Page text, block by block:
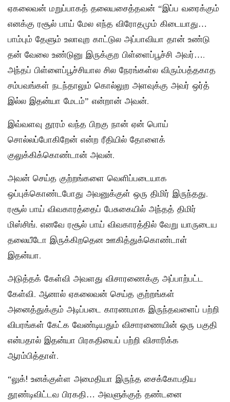
ஏகலைவன் மறுப்பாகத் தலையசைத்தவன் “இப்ப வரைக்கும்
எனக்கு ரசூல் பாய் மேல எந்த விரோதமும் கிடையாது…
பாம்பும் தேளும் உலாவுற காட்டுல அப்பாவியா தான் உண்டு
தன் வேலை உண்டுனு இருக்குற பிள்ளைப்பூச்சி அவர்….
அந்தப் பிள்ளைப்பூச்சியால சில நேரங்கள்ல விரும்பத்தகாத
சம்பவங்கள் நடந்தாலும் கொல்லுற அளவுக்கு அவர் ஒர்த்
இல்ல இதன்யா மேடம்” என்றான் அவன்.
இவ்வளவு தூரம் வந்த பிறகு நான் ஏன் பொய்
சொல்லப்போகிறேன் என்ற ரீதியில் தோளைக்
குலுக்கிக்கொண்டான் அவன்.
அவன் செய்த குற்றங்களை வெளிப்படையாக
ஒப்புக்கொண்டபோது அவனுக்குள் ஒரு திமிர் இருந்தது.
ரசூல் பாய் விவகாரத்தைப் பேசுகையில் அந்தத் திமிர்
மிஸ்சிங். எனவே ரசூல் பாய் விவகாரத்தில் வேறு யாருடைய
தலையீடோ இருக்கிறதென ஊகித்துக்கொண்டாள்
இதன்யா.
அடுத்தக் கேள்வி அவளது விசாரணைக்கு அப்பாற்பட்ட
கேள்வி. ஆனால் ஏகலைவன் செய்த குற்றங்கள்
அனைத்துக்கும் அடிப்படை காரணமாக இருந்தவளைப் பற்றி
விபரங்கள் கேட்க வேண்டியதும் விசாரணையின் ஒரு பகுதி
என்பதால் இதன்யா பிரகதியைப் பற்றி விசாரிக்க
ஆரம்பித்தாள்.
“லுக்! உனக்குள்ள அமைதியா இருந்த சைக்கோபதிய
தூண்டிவிட்டவ பிரகதி… அவளுக்குத் தண்டனை